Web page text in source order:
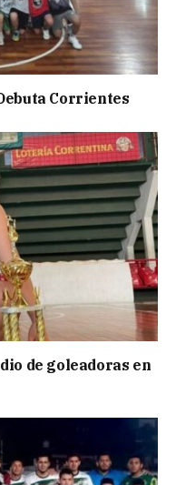
Corrientes
de goleadoras en